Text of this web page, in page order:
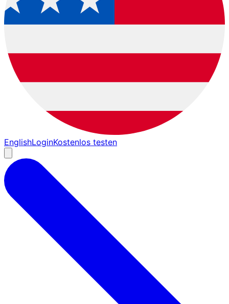
EnglishLoginKostenlos testen